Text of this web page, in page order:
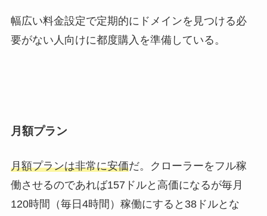
幅広い料金設定で定期的にドメインを見つける必
要がない人向けに都度購入を準備している。
月額プラン
月額プランは非常に安価だ。クローラーをフル稼
働させるのであれば157ドルと高価になるが毎月
120時間（毎日4時間）稼働にすると38ドルとな